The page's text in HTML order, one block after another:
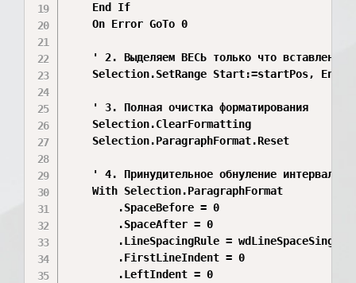
    End If
    On Error GoTo 0
' 2. Выделяем ВЕСЬ только что вставленный
Selection.SetRange Start:=startPos,
    ' 3. Полная очистка форматирования
    Selection.ClearFormatting
    Selection.ParagraphFormat.Reset
' 4. Принудительное обнуление интервалов
    With Selection.ParagraphFormat
        .SpaceBefore = 0
        .SpaceAfter = 0
        .LineSpacingRule = wdLineSpaceSingle
        .FirstLineIndent = 0
        .LeftIndent = 0